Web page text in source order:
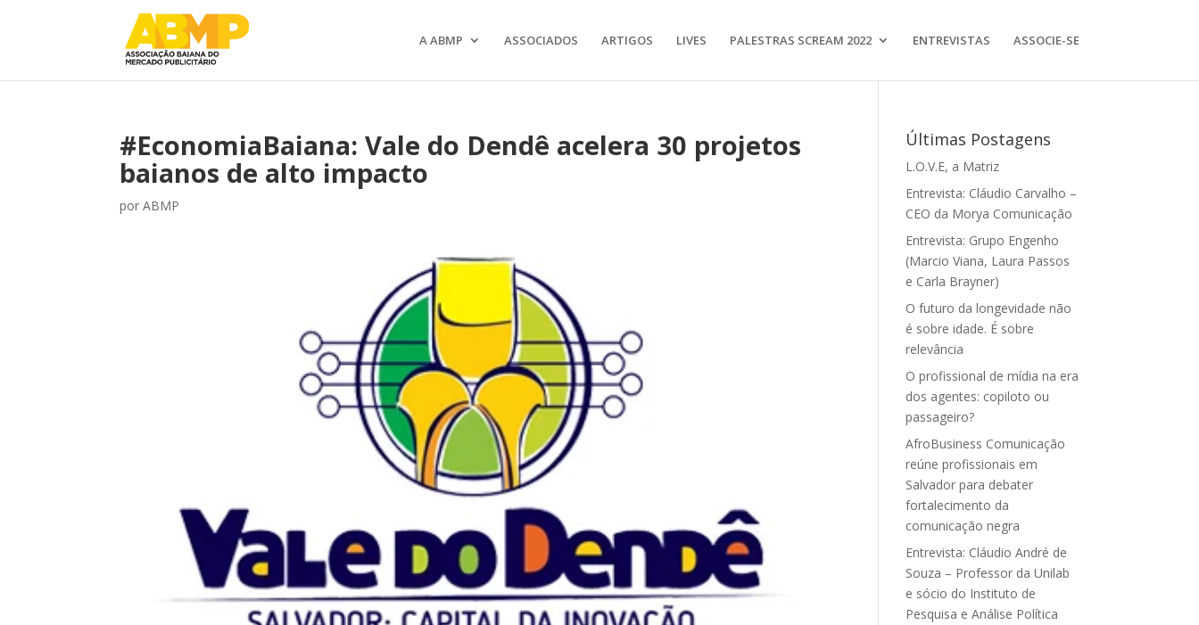
A ABMP ASSOCIADOS ARTIGOS LIVES PALESTRAS SCREAM 2022 ENTREVISTAS ASSOCIE-SE
#EconomiaBaiana: Vale do Dendê acelera 30 projetos
baianos de alto impacto
porABMP
Últimas Postagens
L.O.V.E, a Matriz
Entrevista: Cláudio Carvalho –
CEO da Morya Comunicação
Entrevista: Grupo Engenho
(Marcio Viana, Laura Passos
e Carla Brayner)
O futuro da longevidade não
é sobre idade. É sobre
relevância
O profissional de mídia na era
dos agentes: copiloto ou
passageiro?
AfroBusiness Comunicação
reúne profissionais em
Salvador para debater
fortalecimento da
comunicação negra
Entrevista: Cláudio André de
Souza – Professor da Unilab
e sócio do Instituto de
Pesquisa e Análise Política